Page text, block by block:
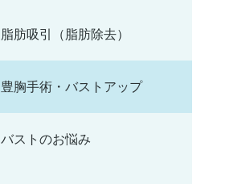
脂肪吸引（脂肪除去）
豊胸手術・バストアップ
バストのお悩み